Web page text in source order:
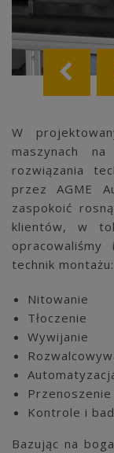
W
maszynach
rozwiązania
przez AGME
zaspokoić
klientów, w
technik montażu:
Nitowanie
Tłoczenie
Wywijanie
Przenoszenie
Kontrole i
Bazując na